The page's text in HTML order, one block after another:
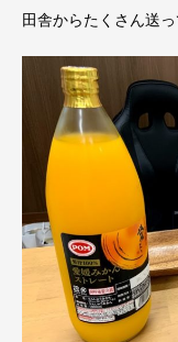
田舎からたくさん送